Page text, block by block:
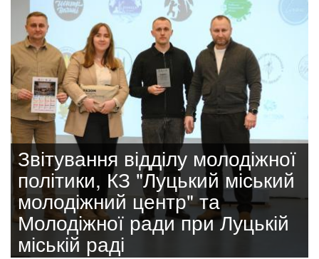
Звітування відділу молодіжної
політики, КЗ "Луцький міський
молодіжний центр" та
Молодіжної ради при Луцькій
міській раді